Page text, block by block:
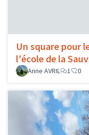
Un square pour
l'école de la
Anne AVRIL
1 0